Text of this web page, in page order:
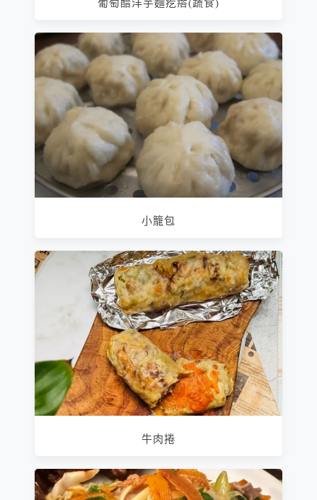
葡萄醋洋芋麵疙瘩(蔬食)
小籠包
牛肉捲